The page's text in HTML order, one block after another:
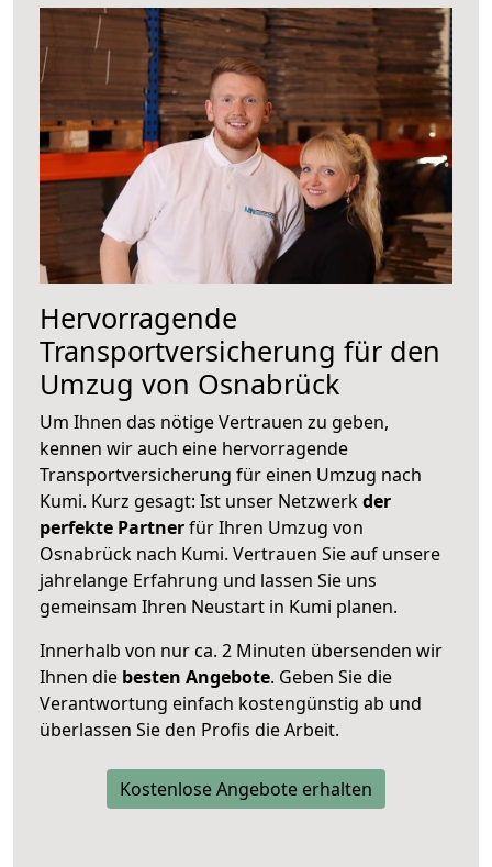
Hervorragende
Transportversicherung für den
Umzug von Osnabrück
Um Ihnen das nötige Vertrauen zu geben,
kennen wir auch eine hervorragende
Transportversicherung für einen Umzug nach
Kumi. Kurz gesagt: Ist unser Netzwerkder
perfekte Partnerfür Ihren Umzug von
Osnabrück nach Kumi. Vertrauen Sie auf unsere
jahrelange Erfahrung und lassen Sie uns
gemeinsam Ihren Neustart in Kumi planen.
Innerhalb von nur ca. 2 Minuten übersenden wir
Ihnen die besten Angebote. Geben Sie die
Verantwortung einfach kostengünstig ab und
überlassen Sie den Profis die Arbeit.
Kostenlose Angebote erhalten